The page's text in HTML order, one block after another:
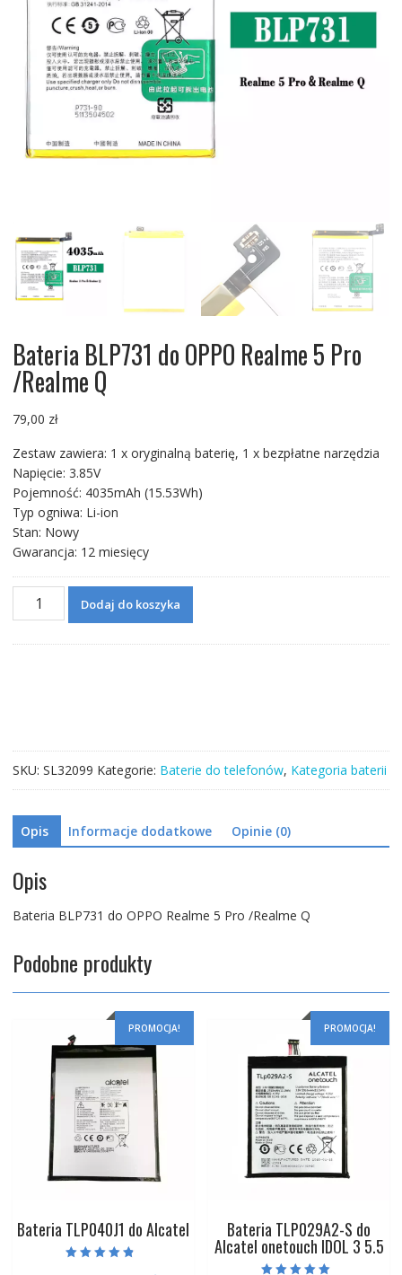
Bateria BLP731 do OPPO Realme 5 Pro
/Realme Q
79,00 zł
Zestaw zawiera: 1 x oryginalną baterię, 1 x bezpłatne narzędzia
Napięcie: 3.85V
Pojemność: 4035mAh (15.53Wh)
Typ ogniwa: Li-ion
Stan: Nowy
Gwarancja: 12 miesięcy
ilość
Bateria
/Realme
Q
Dodaj do koszyka
SKU: SL32099 Kategorie: Baterie do telefonów, Kategoria baterii
Opis Informacje dodatkowe Opinie (0)
Opis
Bateria BLP731 do OPPO Realme 5 Pro /Realme Q
Podobne produkty
PROMOCJA!
Bateria TLP040J1 do Alcatel
PROMOCJA!
Bateria TLP029A2-S do
Alcatel onetouch IDOL 3 5.5